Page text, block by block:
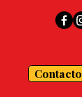
Contacto